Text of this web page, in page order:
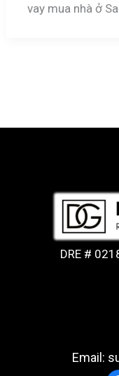
vay mua nhà ở
DRE #
Email: